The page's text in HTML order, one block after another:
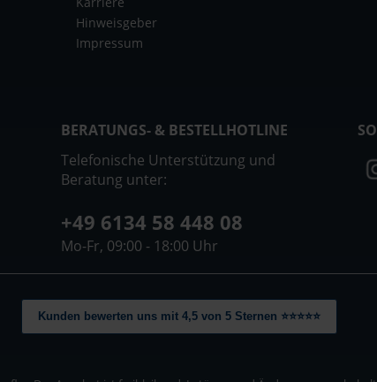
Hinweisgeber
Impressum
BERATUNGS- & BESTELLHOTLINE
Telefonische Unterstützung und
Beratung unter:
+49 6134 58 448 08
Mo-Fr, 09:00 - 18:00 Uhr
Kunden bewerten uns mit 4,5 von 5 Sternen ⭐⭐⭐⭐⭐